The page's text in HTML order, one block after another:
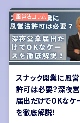
スナック開業に風
許可は必要？深夜
届出だけでOKなケ
を徹底解説！
風営法コラム